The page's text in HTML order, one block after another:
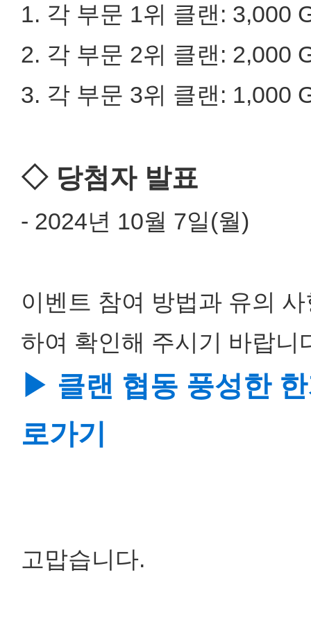
1. 각 부문 1위 클랜: 3,000
2. 각 부문 2위 클랜: 2,000
3. 각 부문 3위 클랜: 1,000
◇ 당첨자 발표
- 2024년 10월 7일(월)
이벤트 참여 방법과 유의
하여 확인해 주시기 바랍니
▶ 클랜 협동 풍성한
로가기
고맙습니다.